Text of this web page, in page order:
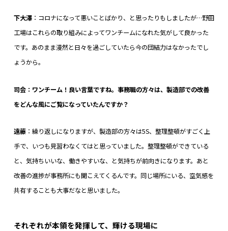
下大澤：コロナになって悪いことばかり、と思ったりもしましたが…野田
工場はこれらの取り組みによってワンチームになれた気がして良かった
です。あのまま漫然と日々を過ごしていたら今の団結力はなかったでし
ょうから。
司会：ワンチーム！良い言葉ですね。事務職の方々は、製造部での改善
をどんな風にご覧になっていたんですか？
遠藤：繰り返しになりますが、製造部の方々は5S、整理整頓がすごく上
手で、いつも見習わなくてはと思っていました。整理整頓ができている
と、気持ちいいな、働きやすいな、と気持ちが前向きになります。あと
改善の進捗が事務所にも聞こえてくるんです。同じ場所にいる、空気感を
共有することも大事だなと思いました。
それぞれが本領を発揮して、輝ける現場に